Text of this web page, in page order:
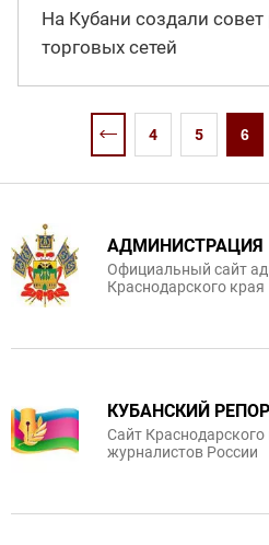
На Кубани создали
торговых сетей
4 5 6
АДМИНИСТРАЦИЯ
Официальный сайт
Краснодарского края
КУБАНСКИЙ
Сайт
журналистов России